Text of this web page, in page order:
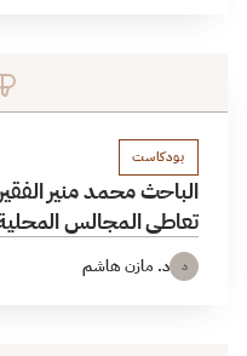
بودكاست
الباحث محمد منير
تعاطي المجالس
د د. مازن هاشم